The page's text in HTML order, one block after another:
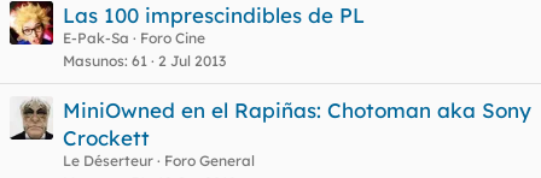
Las 100 imprescindibles de PL
E-Pak-Sa
Foro Cine
Masunos 61 2 Jul 2013
MiniOwned en el Rapiñas: Chotoman aka Sony
Crockett
Le Déserteur
Foro General